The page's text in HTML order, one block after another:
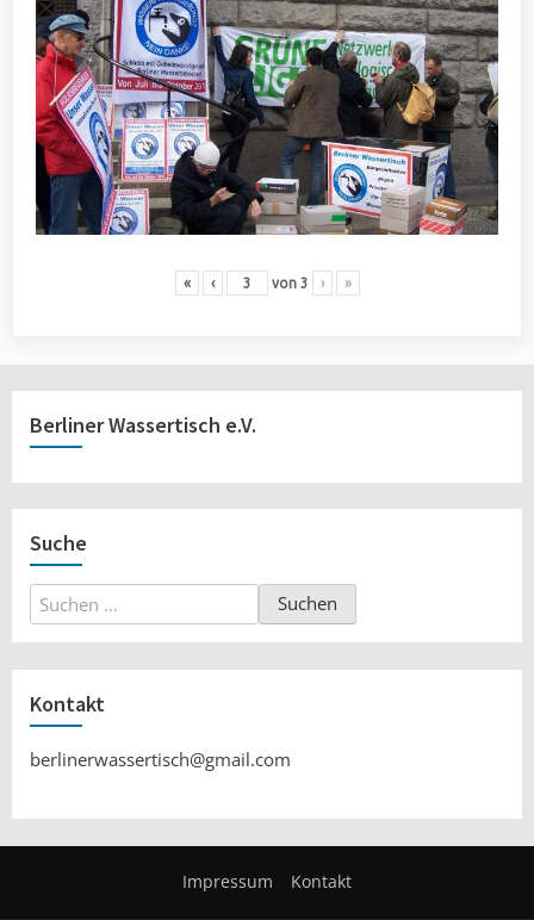
« ‹ von 3 › »
Berliner Wassertisch e.V.
Suche
Suchen
nach:
Kontakt
berlinerwassertisch@gmail.com
Impressum Kontakt